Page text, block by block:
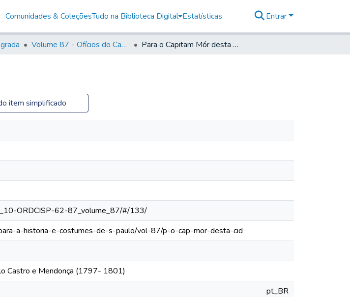
Comunidades & ColeçõesTudo na Biblioteca Digital Estatísticas Entrar
Volume 87 - Ofícios do Capitão General Antonio Manoel de Melo Castro e Mendonça (1797- 1801) Para o Capitam Mór desta Cidade
item simplificado
ORDCISP-62-87_volume_87/#/133/
a-historia-e-costumes-de-s-paulo/vol-87/p-o-cap-mor-desta-cid
Castro e Mendonça (1797- 1801)
pt_BR